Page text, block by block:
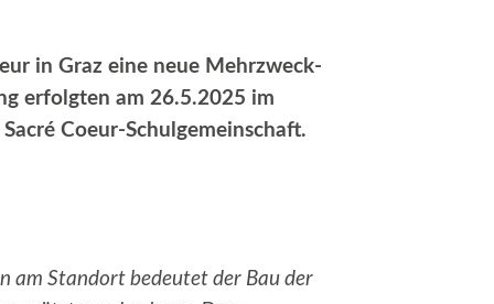
in Graz eine neue Mehrzweck-
erfolgten am 26.5.2025 im
Coeur-Schulgemeinschaft.
am Standort bedeutet der Bau der